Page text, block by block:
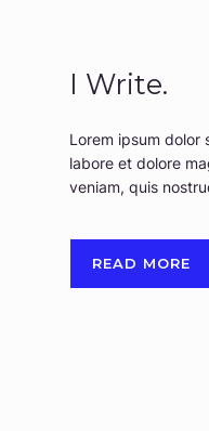
I Write.
Lorem ipsum
labore et dolore
veniam, quis
READ MORE